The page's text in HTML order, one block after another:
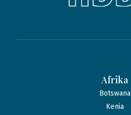
Afrika
Botswana
Kenia